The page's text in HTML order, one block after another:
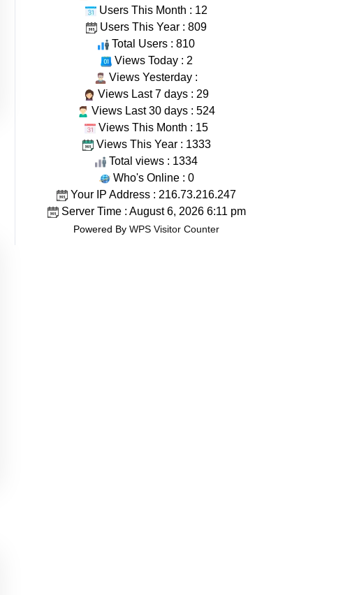
Users This Month : 12
Users This Year : 809
Total Users : 810
Views Today : 2
Views Yesterday :
Views Last 7 days : 29
Views Last 30 days : 524
Views This Month : 15
Views This Year : 1333
Total views : 1334
Who's Online : 0
Your IP Address : 216.73.216.247
Server Time : August 6, 2026 6:11 pm
Powered By WPS Visitor Counter